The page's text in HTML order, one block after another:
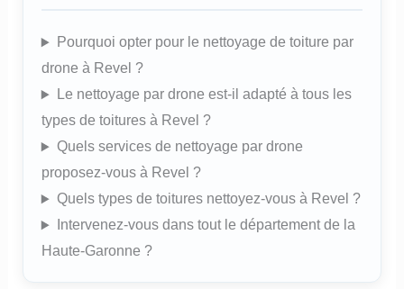
Pourquoi opter pour le nettoyage de toiture par
drone à Revel ?
Le nettoyage par drone est-il adapté à tous les
types de toitures à Revel ?
Quels services de nettoyage par drone
proposez-vous à Revel ?
Quels types de toitures nettoyez-vous à Revel ?
Intervenez-vous dans tout le département de la
Haute-Garonne ?